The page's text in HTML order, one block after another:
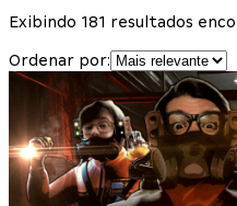
Exibindo 181 resultados
Ordenar por: